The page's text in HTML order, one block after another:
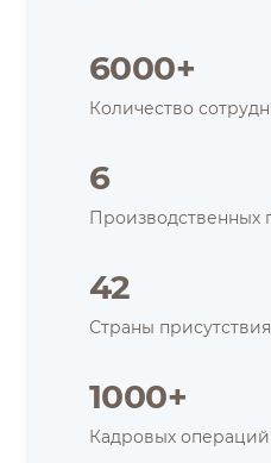
6000+
Количество
6
Производственных
42
Страны
1000+
Кадровых